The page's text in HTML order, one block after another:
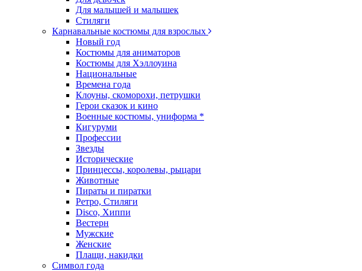
Для малышей и малышек
Стиляги
Карнавальные костюмы для взрослых
Новый год
Костюмы для аниматоров
Костюмы для Хэллоуина
Национальные
Времена года
Клоуны, скоморохи, петрушки
Герои сказок и кино
Военные костюмы, униформа *
Кигуруми
Профессии
Звезды
Исторические
Принцессы, королевы, рыцари
Животные
Пираты и пиратки
Ретро, Стиляги
Disco, Хиппи
Вестерн
Мужские
Женские
Плащи, накидки
Символ года